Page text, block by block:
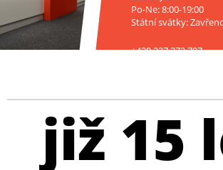
Po-Ne: 8:00-19:00
Státní svátky:
+420 227 272 797
již 15